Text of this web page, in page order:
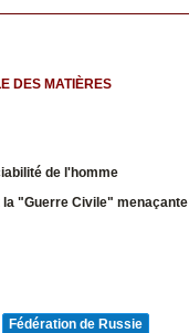
DES MATIÈRES
de l'homme
"Guerre Civile" menaçante
Fédération de Russie